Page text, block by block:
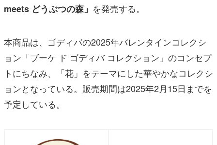
電ファミニコゲーマーとは？
meets どうぶつの森」 を発売する。
本商品は、ゴディバの2025年バレンタインコレクシ
ョン「ブーケ ド ゴディバ コレクション」のコンセプ
トにちなみ、「花」をテーマにした華やかなコレクシ
ョンとなっている。販売期間は2025年2月15日までを
予定している。